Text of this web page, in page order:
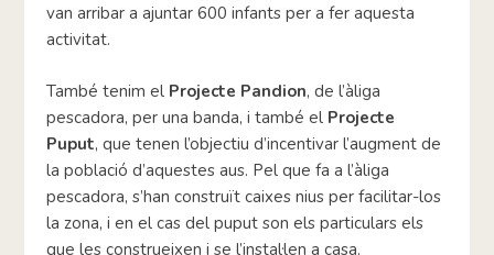
van arribar a ajuntar 600 infants per a fer aquesta
activitat.
També tenim el Projecte Pandion, de l’àliga
pescadora, per una banda, i també el Projecte
Puput, que tenen l’objectiu d’incentivar l’augment de
la població d’aquestes aus. Pel que fa a l’àliga
pescadora, s’han construït caixes nius per facilitar-los
la zona, i en el cas del puput son els particulars els
que les construeixen i se l’instal·len a casa.